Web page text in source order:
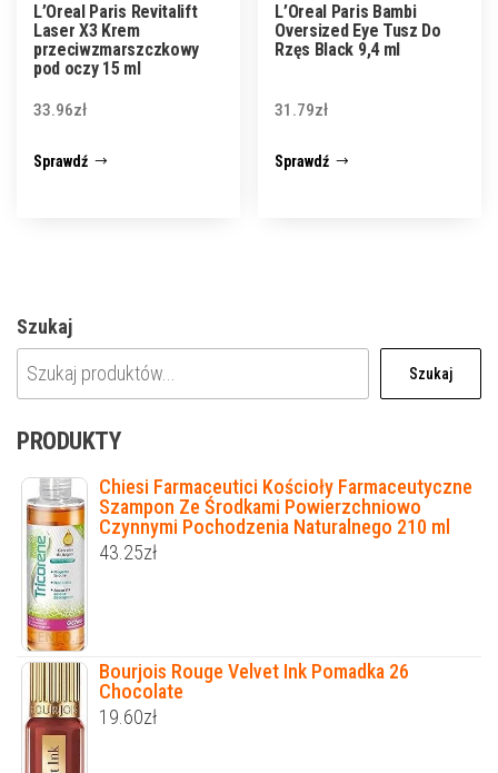
L’Oreal Paris Revitalift
Laser X3 Krem
przeciwzmarszczkowy
pod oczy 15 ml
33.96zł
Sprawdź
L’Oreal Paris Bambi
Oversized Eye Tusz Do
Rzęs Black 9,4 ml
31.79zł
Sprawdź
Szukaj
Szukaj
PRODUKTY
Chiesi Farmaceutici Kościoły Farmaceutyczne
Szampon Ze Środkami Powierzchniowo
Czynnymi Pochodzenia Naturalnego 210 ml
43.25zł
Bourjois Rouge Velvet Ink Pomadka 26
Chocolate
19.60zł